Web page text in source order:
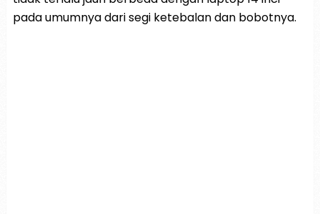
pada umumnya dari segi ketebalan dan bobotnya.